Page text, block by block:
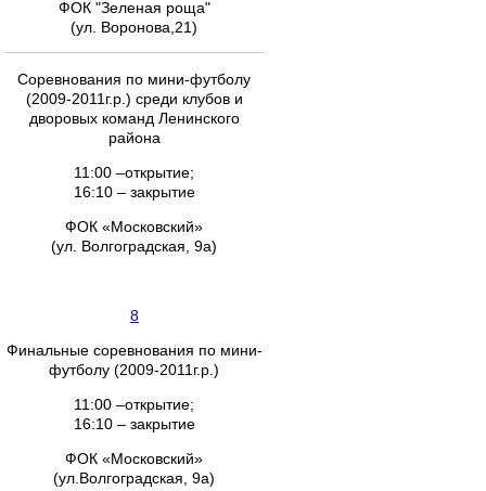
ФОК "Зеленая роща"
(ул. Воронова,21)
Соревнования по мини-футболу
(2009-2011г.р.) среди клубов и
дворовых команд Ленинского
района
11:00 –открытие;
16:10 – закрытие
ФОК «Московский»
(ул. Волгоградская, 9а)
8
Финальные соревнования по мини-
футболу (2009-2011г.р.)
11:00 –открытие;
16:10 – закрытие
ФОК «Московский»
(ул.Волгоградская, 9а)